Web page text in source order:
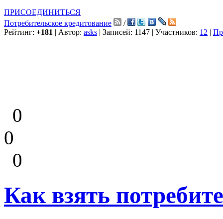
ПРИСОЕДИНИТЬСЯ
Потребительское кредитование
/
Рейтинг: +181 | Автор: asks | Записей: 1147 | Участников: 12 |
0
0
0
Как взять